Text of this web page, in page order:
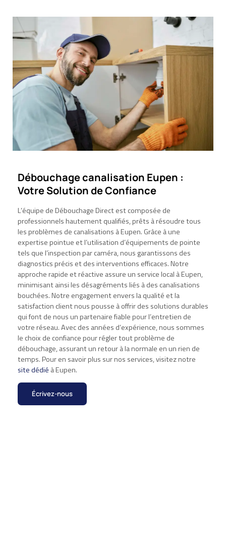
Débouchage canalisation Eupen :
Votre Solution de Confiance
L’équipe de Débouchage Direct est composée de
professionnels hautement qualifiés, prêts à résoudre tous
les problèmes de canalisations à Eupen. Grâce à une
expertise pointue et l’utilisation d’équipements de pointe
tels que l’inspection par caméra, nous garantissons des
diagnostics précis et des interventions efficaces. Notre
approche rapide et réactive assure un service local à Eupen,
minimisant ainsi les désagréments liés à des canalisations
bouchées. Notre engagement envers la qualité et la
satisfaction client nous pousse à offrir des solutions durables
qui font de nous un partenaire fiable pour l’entretien de
votre réseau. Avec des années d’expérience, nous sommes
le choix de confiance pour régler tout problème de
débouchage, assurant un retour à la normale en un rien de
temps. Pour en savoir plus sur nos services, visitez notre
site dédié à Eupen.
Écrivez-nous